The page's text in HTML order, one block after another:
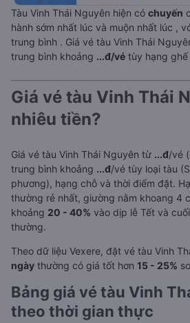
Tàu Vinh Thái Nguyên hiện có chuyến
hành sớm nhất lúc và muộn nhất lúc ,
trung bình . Giá vé tàu Vinh Thái
trung bình khoảng ...đ/vé tùy hạng ghế
Giá vé tàu Vinh Thái
nhiêu tiền?
Giá vé tàu Vinh Thái Nguyên từ ...đ/vé
trung bình khoảng ...đ/vé tùy loại tàu
phương), hạng chỗ và thời điểm đặt.
thường rẻ nhất, giường nằm khoang 4
khoảng 20 - 40% vào dịp lễ Tết và
thường.
Theo dữ liệu Vexere, đặt vé tàu Vinh
ngày thường có giá tốt hơn 15 - 25%
Bảng giá vé tàu Vinh
theo thời gian thực